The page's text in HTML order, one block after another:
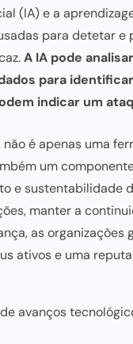
(IA) e a
para detetar e
A IA pode
para
indicar um
é apenas uma
um
e sustentabilidade
manter a
as organizações
ativos e uma
avanços